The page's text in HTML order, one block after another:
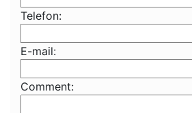
Telefon:
E-mail:
Comment: